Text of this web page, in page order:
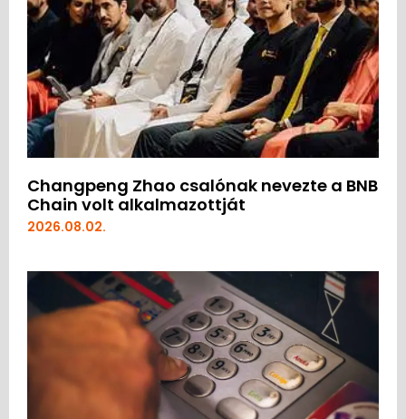
Changpeng Zhao csalónak nevezte a BNB
Chain volt alkalmazottját
2026.08.02.